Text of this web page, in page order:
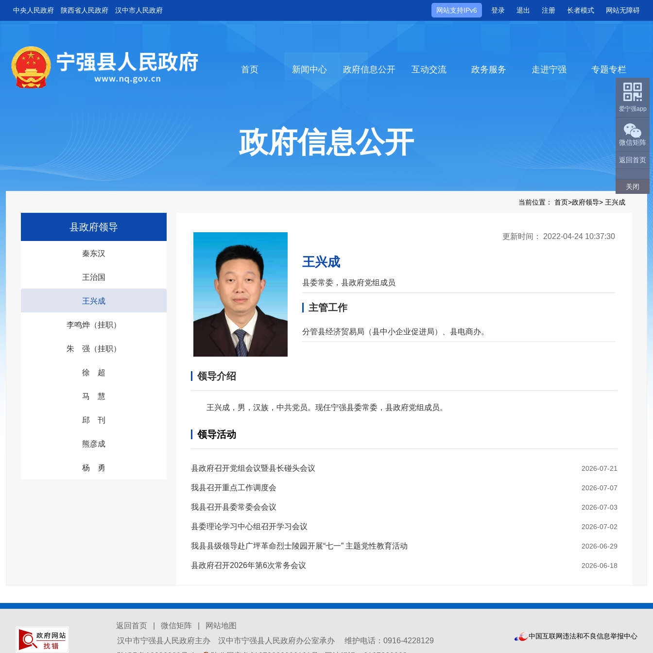
中央人民政府 陕西省人民政府 汉中市人民政府 网站支持IPv6 登录 退出 注册 长者模式 网站无障碍
首页 新闻中心 政府信息公开 互动交流 政务服务 走进宁强 专题专栏
政府信息公开
当前位置： 首页>政府领导> 王兴成
县政府领导
秦东汉
王治国
王兴成
李鸣烨（挂职）
朱 强（挂职）
徐 超
马 慧
邱 刊
熊彦成
杨 勇
更新时间： 2022-04-24 10:37:30
王兴成
县委常委，县政府党组成员
主管工作
分管县经济贸易局（县中小企业促进局）、县电商办。
领导介绍
王兴成，男，汉族，中共党员。现任宁强县委常委，县政府党组成员。
领导活动
2026-07-21
县政府召开党组会议暨县长碰头会议
2026-07-07
我县召开重点工作调度会
2026-07-03
我县召开县委常委会会议
2026-07-02
县委理论学习中心组召开学习会议
2026-06-29
我县县级领导赴广坪革命烈士陵园开展“七一” 主题党性教育活动
2026-06-18
县政府召开2026年第6次常务会议
返回首页 微信矩阵
网站地图
汉中市宁强县人民政府主办 汉中市宁强县人民政府办公室承办 维护电话：0916-4228129
中国互联网违法和不良信息举报中心
爱宁强app
微信矩阵
返回首页
关闭